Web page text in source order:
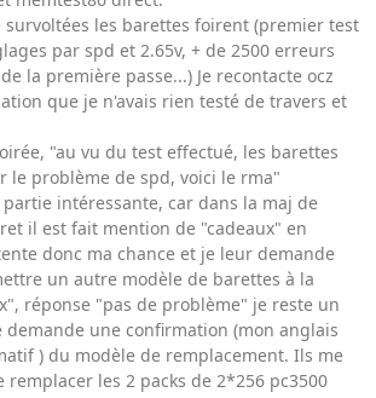
survoltées les barettes foirent (premier test
par spd et 2.65v, + de 2500 erreurs
la première passe...) Je recontacte ocz
que je n'avais rien testé de travers et
"au vu du test effectué, les barettes
le problème de spd, voici le rma"
partie intéressante, car dans la maj de
il est fait mention de "cadeaux" en
donc ma chance et je leur demande
un autre modèle de barettes à la
réponse "pas de problème" je reste un
demande une confirmation (mon anglais
) du modèle de remplacement. Ils me
remplacer les 2 packs de 2*256 pc3500